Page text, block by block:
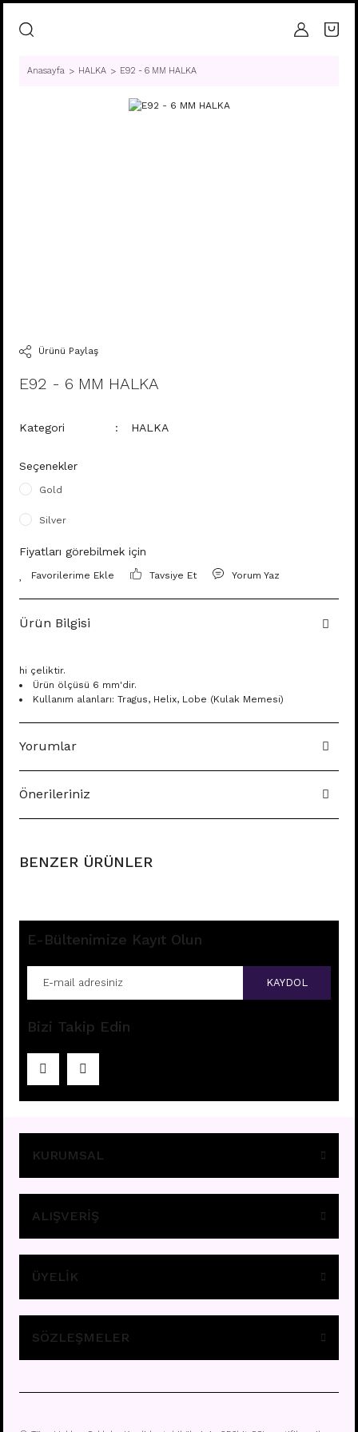
Anasayfa HALKA E92 - 6 MM HALKA
Ürünü Paylaş
E92 - 6 MM HALKA
Kategori HALKA
Seçenekler
Gold
Silver
Fiyatları görebilmek için
Tavsiye Et Yorum Yaz
Ürün Bilgisi
hi çeliktir.
Ürün ölçüsü 6 mm'dir.
Kullanım alanları: Tragus, Helix, Lobe (Kulak Memesi)
Yorumlar
Önerileriniz
BENZER ÜRÜNLER
Fiyatları görebilmek içinüye girişi yapınız.
E-Bültenimize Kayıt Olun
KAYDOL
Bizi Takip Edin
KURUMSAL
ALIŞVERİŞ
ÜYELİK
SÖZLEŞMELER